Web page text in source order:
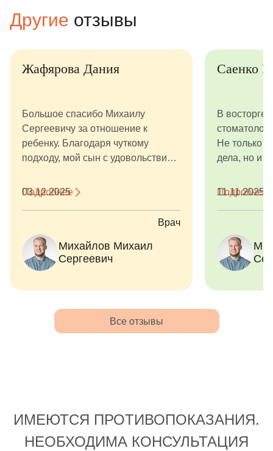
Другие отзывы
Жафярова Дания
Большое спасибо Михаилу
Сергеевичу за отношение к
ребенку. Благодаря чуткому
подходу, мой сын с удовольствием
в кресле. С уважением, Руслан и
Подробнее
03.12.2025
Врач
Михайлов Михаил
Сергеевич
Саенко
В восторге
Не только
дела, но и
выстроить
Подробнее
11.11.2025
Все отзывы
ИМЕЮТСЯ ПРОТИВОПОКАЗАНИЯ.
НЕОБХОДИМА КОНСУЛЬТАЦИЯ